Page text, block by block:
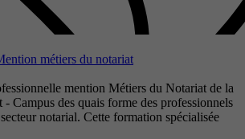
métiers du notariat
mention Métiers du Notariat de la
- Campus des quais forme des professionnels
notarial. Cette formation spécialisée